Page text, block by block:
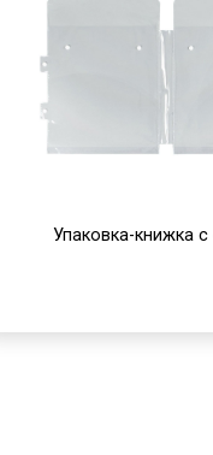
Упаковка-книжка